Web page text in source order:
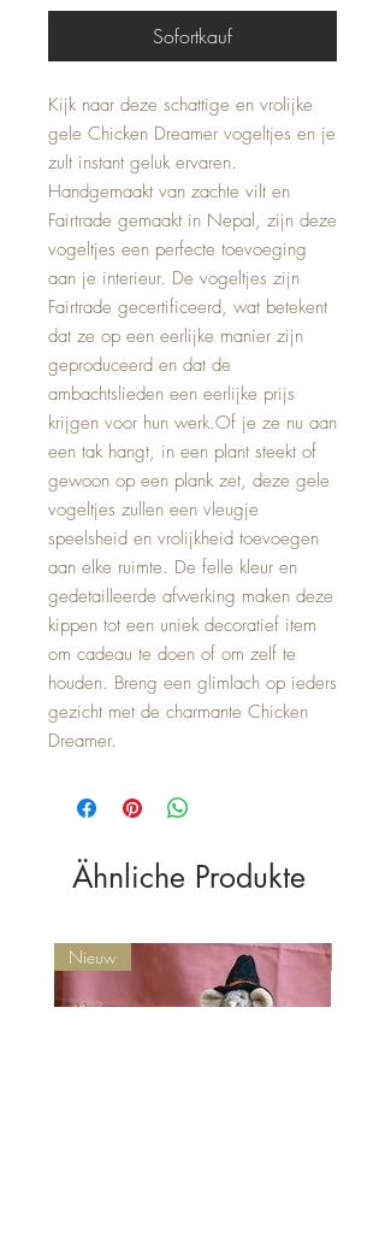
Sofortkauf
Kijk naar deze schattige en vrolijke
gele Chicken Dreamer vogeltjes en je
zult instant geluk ervaren.
Handgemaakt van zachte vilt en
Fairtrade gemaakt in Nepal, zijn deze
vogeltjes een perfecte toevoeging
aan je interieur. De vogeltjes zijn
Fairtrade gecertificeerd, wat betekent
dat ze op een eerlijke manier zijn
geproduceerd en dat de
ambachtslieden een eerlijke prijs
krijgen voor hun werk.Of je ze nu aan
een tak hangt, in een plant steekt of
gewoon op een plank zet, deze gele
vogeltjes zullen een vleugje
speelsheid en vrolijkheid toevoegen
aan elke ruimte. De felle kleur en
gedetailleerde afwerking maken deze
kippen tot een uniek decoratief item
om cadeau te doen of om zelf te
houden. Breng een glimlach op ieders
gezicht met de charmante Chicken
Dreamer.
Ähnliche Produkte
Nieuw